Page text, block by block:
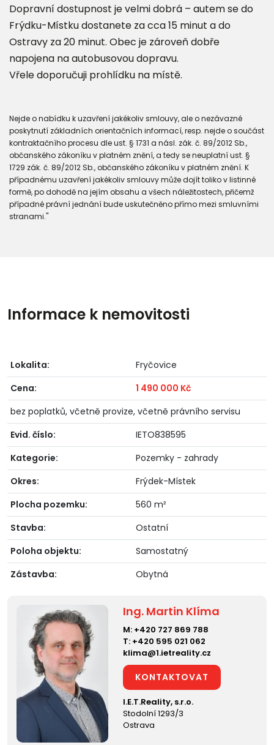
Dopravní dostupnost je velmi dobrá – autem se do
Frýdku-Místku dostanete za cca 15 minut a do
Ostravy za 20 minut. Obec je zároveň dobře
napojena na autobusovou dopravu.
Vřele doporučuji prohlídku na místě.
Nejde o nabídku k uzavření jakékoliv smlouvy, ale o nezávazné
poskytnutí základních orientačních informací, resp. nejde o součást
kontraktačního procesu dle ust. § 1731 a násl. zák. č. 89/2012 Sb.,
občanského zákoníku v platném znění, a tedy se neuplatní ust. §
1729 zák. č. 89/2012 Sb., občanského zákoníku v platném znění. K
případnému uzavření jakékoliv smlouvy může dojít toliko v listinné
formě, po dohodě na jejím obsahu a všech náležitostech, přičemž
případné právní jednání bude uskutečněno přímo mezi smluvními
stranami."
Informace k nemovitosti
Lokalita:
Fryčovice
Cena:
1 490 000 Kč
bez poplatků, včetně provize, včetně právního servisu
Evid. číslo:
IETO838595
Kategorie:
Pozemky - zahrady
Okres:
Frýdek-Místek
Plocha pozemku:
560 m²
Stavba:
Ostatní
Poloha objektu:
Samostatný
Zástavba:
Obytná
Ing. Martin Klíma
M: +420 727 869 788
T: +420 595 021 062
klima@1.ietreality.cz
KONTAKTOVAT
I.E.T.Reality, s.r.o.
Stodolní 1293/3
Ostrava